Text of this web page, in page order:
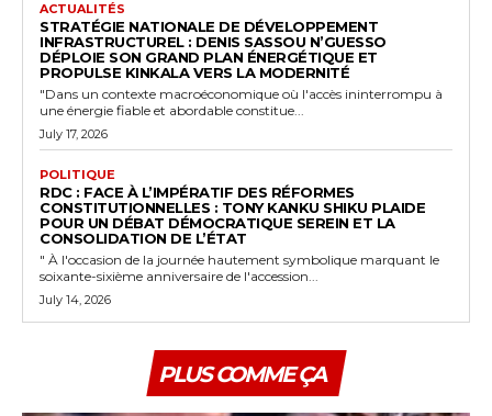
ACTUALITÉS
STRATÉGIE NATIONALE DE DÉVELOPPEMENT
INFRASTRUCTUREL : DENIS SASSOU N’GUESSO
DÉPLOIE SON GRAND PLAN ÉNERGÉTIQUE ET
PROPULSE KINKALA VERS LA MODERNITÉ
"Dans un contexte macroéconomique où l'accès ininterrompu à
une énergie fiable et abordable constitue...
July 17, 2026
POLITIQUE
RDC : FACE À L’IMPÉRATIF DES RÉFORMES
CONSTITUTIONNELLES : TONY KANKU SHIKU PLAIDE
POUR UN DÉBAT DÉMOCRATIQUE SEREIN ET LA
CONSOLIDATION DE L’ÉTAT
" À l'occasion de la journée hautement symbolique marquant le
soixante-sixième anniversaire de l'accession...
July 14, 2026
PLUS COMME ÇA